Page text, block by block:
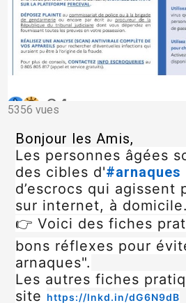
5356 vues
Bonjour les Amis,
Les personnes âgées
des cibles d'hashtag
#arnaques
d’escrocs qui agissent
sur internet, à
👉 Voici des fiches
bons réflexes pour
arnaques".
Les autres fiches
site https://lnkd.in/dG6N9dB